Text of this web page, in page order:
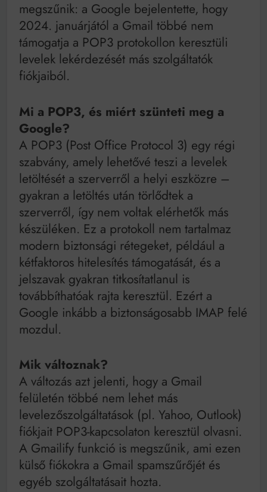
Mindenki a világot akarja uralni – de nem csak a 80-
as években
Bitumenes lapostetők: a bevált technológia akkor
működik, ha jól van felújítva
megszűnik: a Google bejelentette, hogy
2024. januárjától a Gmail többé nem
támogatja a POP3 protokollon keresztüli
levelek lekérdezését más szolgáltatók
fiókjaiból.
Mi a POP3, és miért szünteti meg a
Google?
A POP3 (Post Office Protocol 3) egy régi
szabvány, amely lehetővé teszi a levelek
letöltését a szerverről a helyi eszközre –
gyakran a letöltés után törlődtek a
szerverről, így nem voltak elérhetők más
készüléken. Ez a protokoll nem tartalmaz
modern biztonsági rétegeket, például a
kétfaktoros hitelesítés támogatását, és a
jelszavak gyakran titkosítatlanul is
továbbíthatóak rajta keresztül. Ezért a
Google inkább a biztonságosabb IMAP felé
mozdul.
Mik változnak?
A változás azt jelenti, hogy a Gmail
felületén többé nem lehet más
levelezőszolgáltatások (pl. Yahoo, Outlook)
fiókjait POP3-kapcsolaton keresztül olvasni.
A Gmailify funkció is megszűnik, ami ezen
külső fiókokra a Gmail spamszűrőjét és
egyéb szolgáltatásait hozta.